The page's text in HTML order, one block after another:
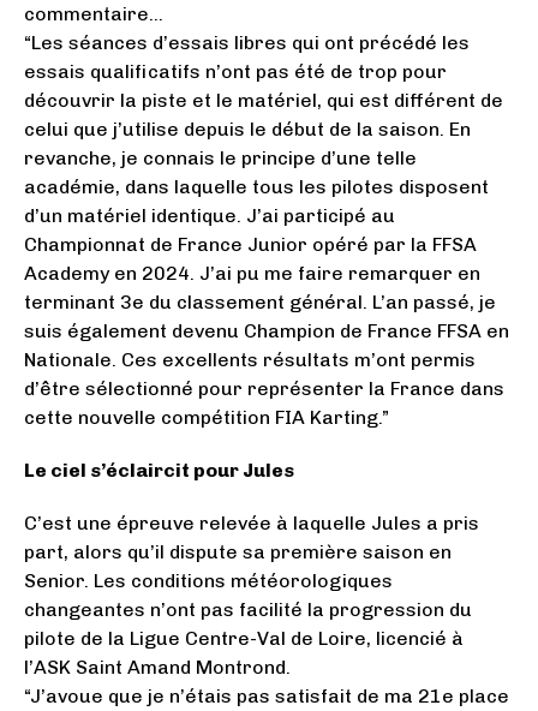
commentaire…
“Les séances d’essais libres qui ont précédé les
essais qualificatifs n’ont pas été de trop pour
découvrir la piste et le matériel, qui est différent de
celui que j’utilise depuis le début de la saison. En
revanche, je connais le principe d’une telle
académie, dans laquelle tous les pilotes disposent
d’un matériel identique. J’ai participé au
Championnat de France Junior opéré par la FFSA
Academy en 2024. J’ai pu me faire remarquer en
terminant 3e du classement général. L’an passé, je
suis également devenu Champion de France FFSA en
Nationale. Ces excellents résultats m’ont permis
d’être sélectionné pour représenter la France dans
cette nouvelle compétition FIA Karting.”
Le ciel s’éclaircit pour Jules
C’est une épreuve relevée à laquelle Jules a pris
part, alors qu’il dispute sa première saison en
Senior. Les conditions météorologiques
changeantes n’ont pas facilité la progression du
pilote de la Ligue Centre-Val de Loire, licencié à
l’ASK Saint Amand Montrond.
“J’avoue que je n’étais pas satisfait de ma 21e place